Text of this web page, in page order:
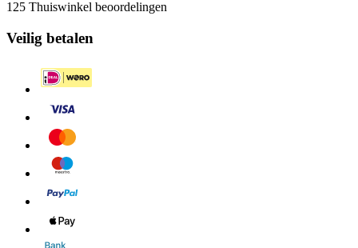
125 Thuiswinkel beoordelingen
Veilig betalen